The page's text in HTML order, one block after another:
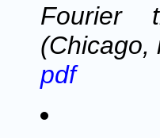
Fourier
(Chicago,
pdf